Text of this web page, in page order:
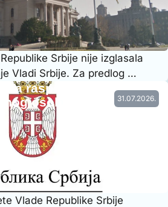
Srbije nije izglasala
Vladi Srbije. Za predlog …
31.07.2026.
raspodela radnog
osoblja…
Vlade Republike Srbije